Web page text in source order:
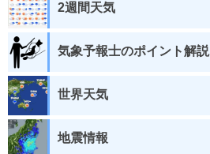
2週間天気
気象予報士のポイント解説
世界天気
地震情報